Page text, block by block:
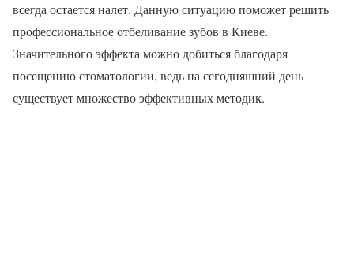
всегда остается налет. Данную ситуацию поможет решить
профессиональное отбеливание зубов в Киеве.
Значительного эффекта можно добиться благодаря
посещению стоматологии, ведь на сегодняшний день
существует множество эффективных методик.